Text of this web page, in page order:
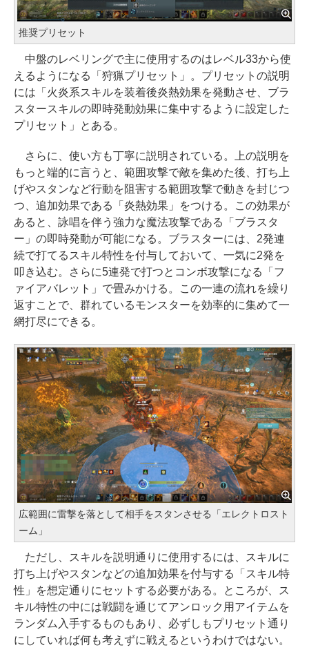
推奨プリセット
中盤のレベリングで主に使用するのはレベル33から使
えるようになる「狩猟プリセット」。プリセットの説明
には「火炎系スキルを装着後炎熱効果を発動させ、ブラ
スタースキルの即時発動効果に集中するように設定した
プリセット」とある。
さらに、使い方も丁寧に説明されている。上の説明を
もっと端的に言うと、範囲攻撃で敵を集めた後、打ち上
げやスタンなど行動を阻害する範囲攻撃で動きを封じつ
つ、追加効果である「炎熱効果」をつける。この効果が
あると、詠唱を伴う強力な魔法攻撃である「ブラスタ
ー」の即時発動が可能になる。ブラスターには、2発連
続で打てるスキル特性を付与しておいて、一気に2発を
叩き込む。さらに5連発で打つとコンボ攻撃になる「フ
ァイアバレット」で畳みかける。この一連の流れを繰り
返すことで、群れているモンスターを効率的に集めて一
網打尽にできる。
広範囲に雷撃を落として相手をスタンさせる「エレクトロスト
ーム」
ただし、スキルを説明通りに使用するには、スキルに
打ち上げやスタンなどの追加効果を付与する「スキル特
性」を想定通りにセットする必要がある。ところが、ス
キル特性の中には戦闘を通じてアンロック用アイテムを
ランダム入手するものもあり、必ずしもプリセット通り
にしていれば何も考えずに戦えるというわけではない。